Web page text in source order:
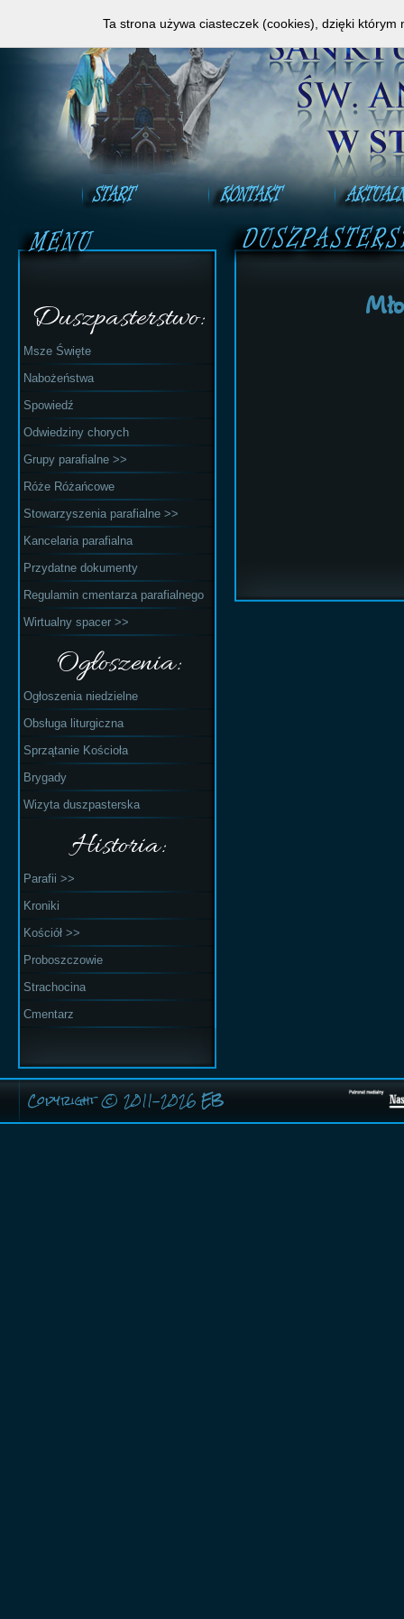
Duszpasterstwo:
Msze Święte
Nabożeństwa
Spowiedź
Odwiedziny chorych
Grupy parafialne >>
Róże Różańcowe
Stowarzyszenia parafialne >>
Kancelaria parafialna
Przydatne dokumenty
Regulamin cmentarza parafialnego
Wirtualny spacer >>
Ogłoszenia:
Ogłoszenia niedzielne
Obsługa liturgiczna
Sprzątanie Kościoła
Brygady
Wizyta duszpasterska
Historia:
Parafii >>
Kroniki
Kościół >>
Proboszczowie
Strachocina
Cmentarz
Copyright © 2011-2026 EB
Ta strona używa ciasteczek (cookies), dzięki którym